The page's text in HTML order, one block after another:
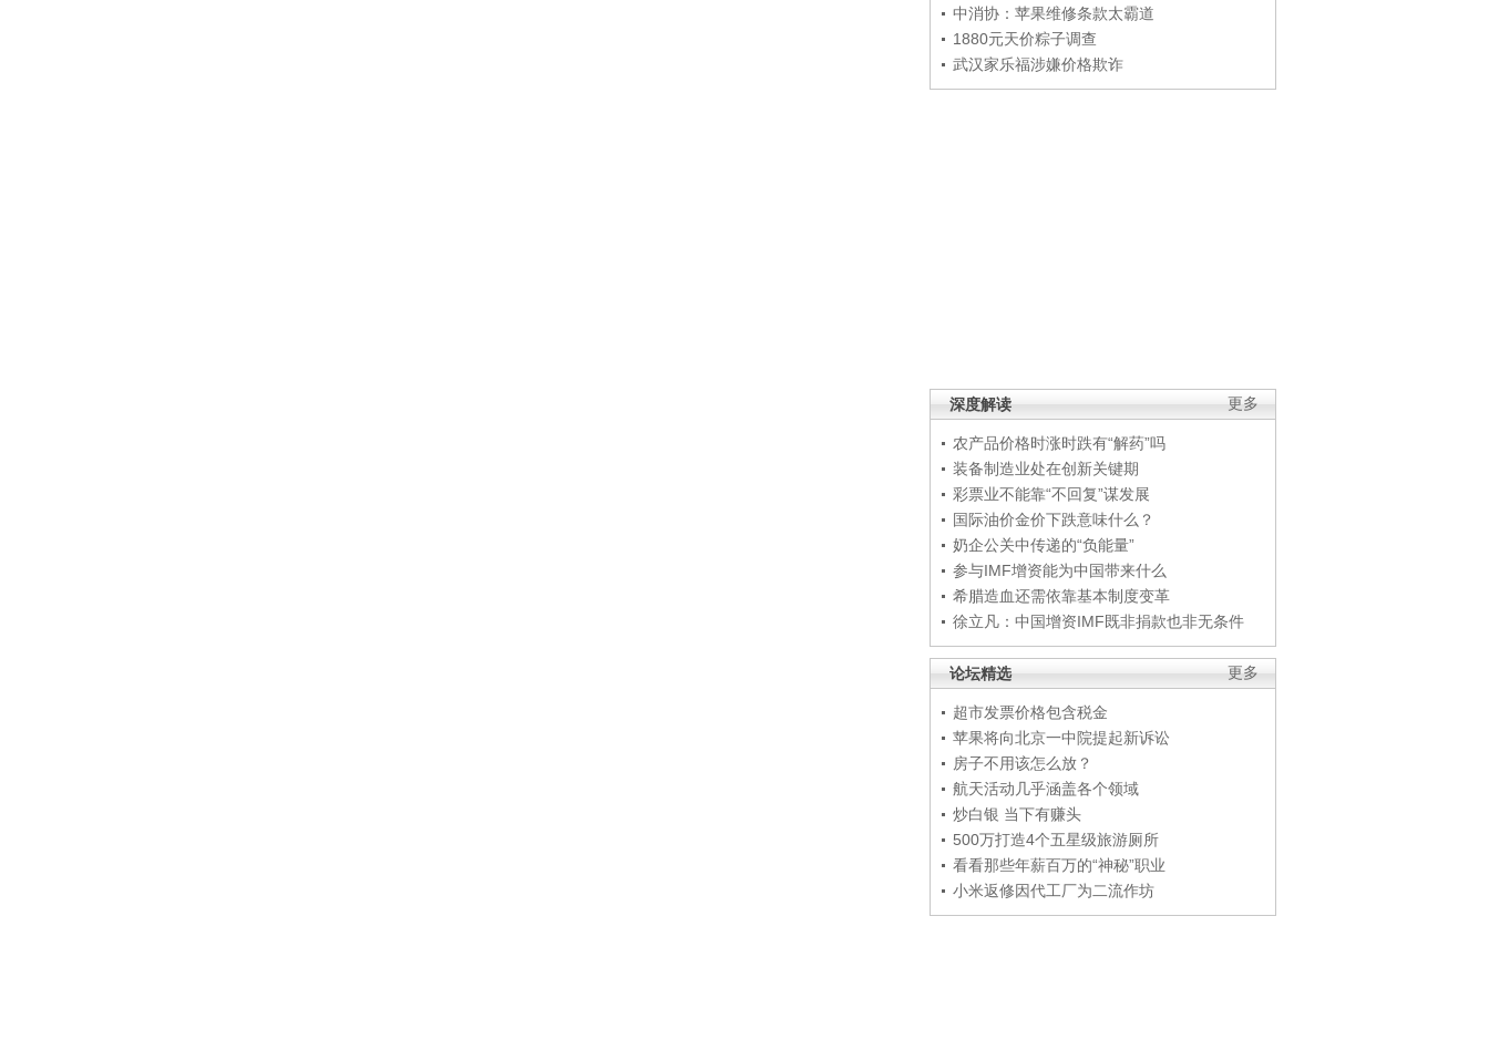
中消协：苹果维修条款太霸道
1880元天价粽子调查
武汉家乐福涉嫌价格欺诈
更多
深度解读
农产品价格时涨时跌有“解药”吗
装备制造业处在创新关键期
彩票业不能靠“不回复”谋发展
国际油价金价下跌意味什么？
奶企公关中传递的“负能量”
参与IMF增资能为中国带来什么
希腊造血还需依靠基本制度变革
徐立凡：中国增资IMF既非捐款也非无条件
更多
论坛精选
超市发票价格包含税金
苹果将向北京一中院提起新诉讼
房子不用该怎么放？
航天活动几乎涵盖各个领域
炒白银 当下有赚头
500万打造4个五星级旅游厕所
看看那些年薪百万的“神秘”职业
小米返修因代工厂为二流作坊